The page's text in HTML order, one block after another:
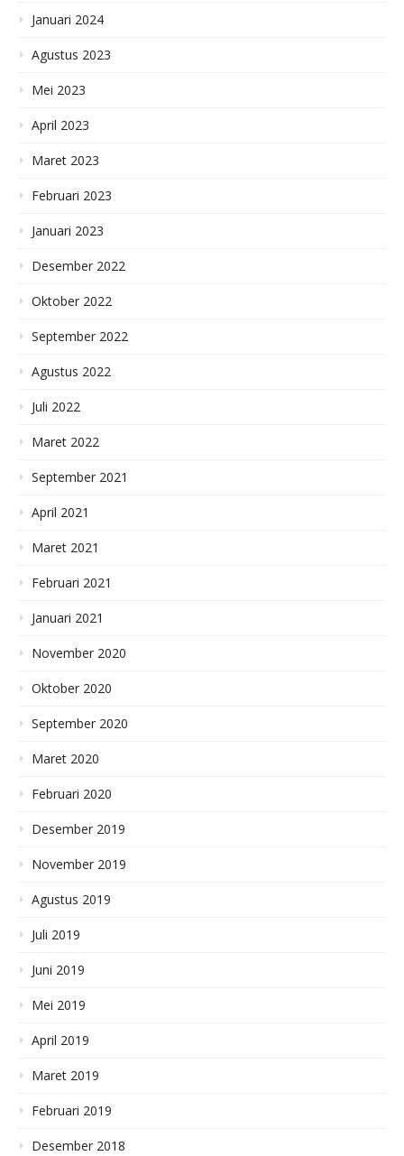
Januari 2024
Agustus 2023
Mei 2023
April 2023
Maret 2023
Februari 2023
Januari 2023
Desember 2022
Oktober 2022
September 2022
Agustus 2022
Juli 2022
Maret 2022
September 2021
April 2021
Maret 2021
Februari 2021
Januari 2021
November 2020
Oktober 2020
September 2020
Maret 2020
Februari 2020
Desember 2019
November 2019
Agustus 2019
Juli 2019
Juni 2019
Mei 2019
April 2019
Maret 2019
Februari 2019
Desember 2018